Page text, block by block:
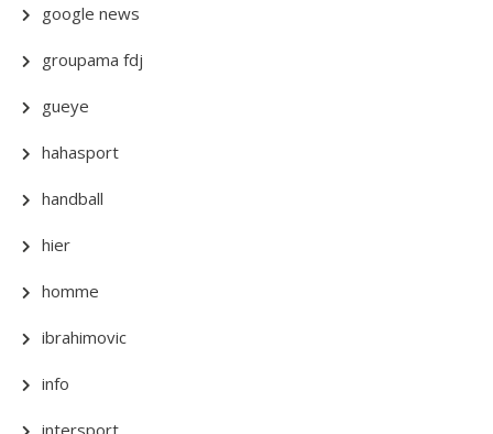
google news
groupama fdj
gueye
hahasport
handball
hier
homme
ibrahimovic
info
intersport